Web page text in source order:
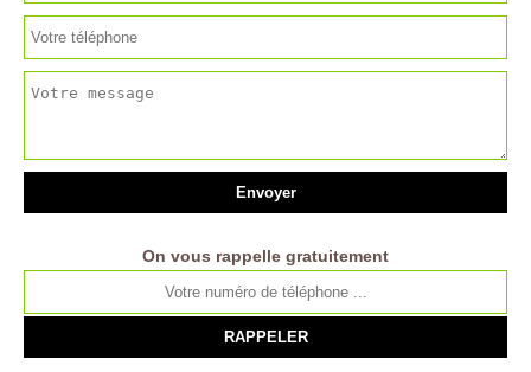
On vous rappelle gratuitement